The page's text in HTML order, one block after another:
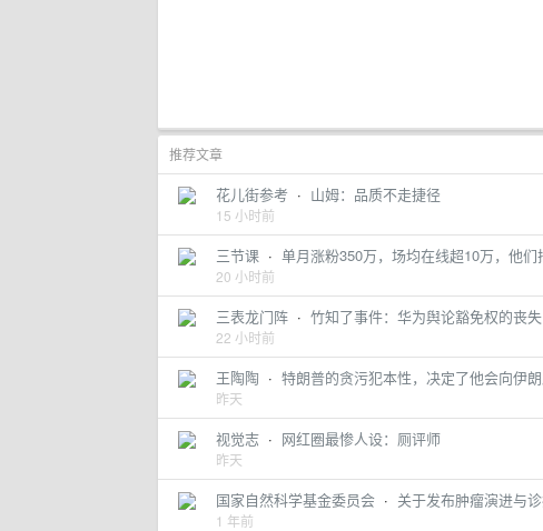
推荐文章
花儿街参考 · 山姆：品质不走捷径
15 小时前
三节课 · 单月涨粉350万，场均在线超10万，他们
20 小时前
三表龙门阵 · 竹知了事件：华为舆论豁免权的丧失
22 小时前
王陶陶 · 特朗普的贪污犯本性，决定了他会向伊
昨天
视觉志 · 网红圈最惨人设：厕评师
昨天
国家自然科学基金委员会 · 关于发布肿瘤演进与
1 年前